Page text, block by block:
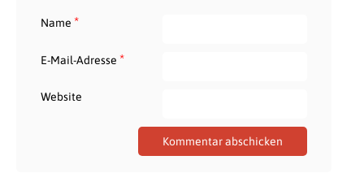
Name *
E-Mail-Adresse *
Website